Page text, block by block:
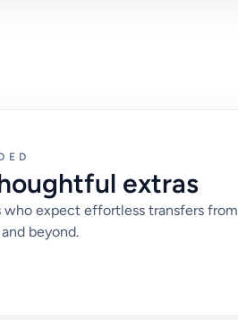
extras
who expect effortless transfers from
beyond.